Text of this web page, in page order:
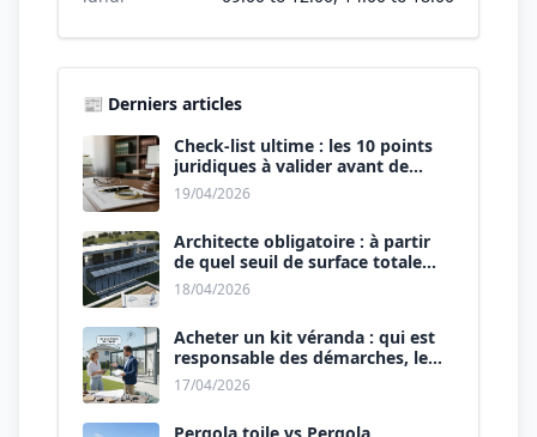
📰 Derniers articles
Check-list ultime : les 10 points
juridiques à valider avant de
signer le devis.
19/04/2026
Architecte obligatoire : à partir
de quel seuil de surface totale
(Maison + Véranda) ?
18/04/2026
Acheter un kit véranda : qui est
responsable des démarches, le
vendeur ou vous ?
17/04/2026